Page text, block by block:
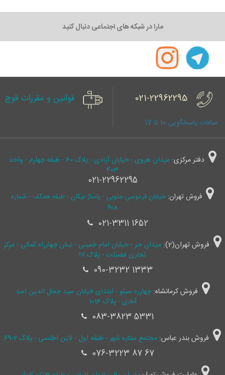
مارا در شبکه های اجتماعی دنبال کنید
021-22962295
ساعات پاسخگویی 10 تا 17
قوانین و مقررات قوچ
دفتر مرکزی:
میدان هروی - خیابان آزادی - پلاک 60 - طبقه چهارم - واحد
403
021-22962295
فروش تهران: خیابان فردوسی جنوبی - پاساژ نیکان - طبقه همکف - شماره
۴۰۸
021-3311 1652
فروش تهران(2):
میدان حر - خیابان امام خمینی - نبش چهارراه کمالی - مرکز
تجاری فضیلت - پلاک ۱۷
090-3232 1333
فروش کرمانشاه:چهارره سیلو - ابتدای خیابان سید جمال ‌الدین اسد
آبادی - پلاک 1016
083-3823 5331
فروش بندر عباس: مجتمع ستاره شهر - طبقه اول - لاین اطلسی - پلاک 2-69
076-3223 87 67